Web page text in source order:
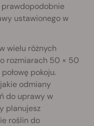
prawdopodobnie
ustawionego w
wielu różnych
rozmiarach 50 × 50
pokoju.
odmiany
do uprawy w
planujesz
roślin do